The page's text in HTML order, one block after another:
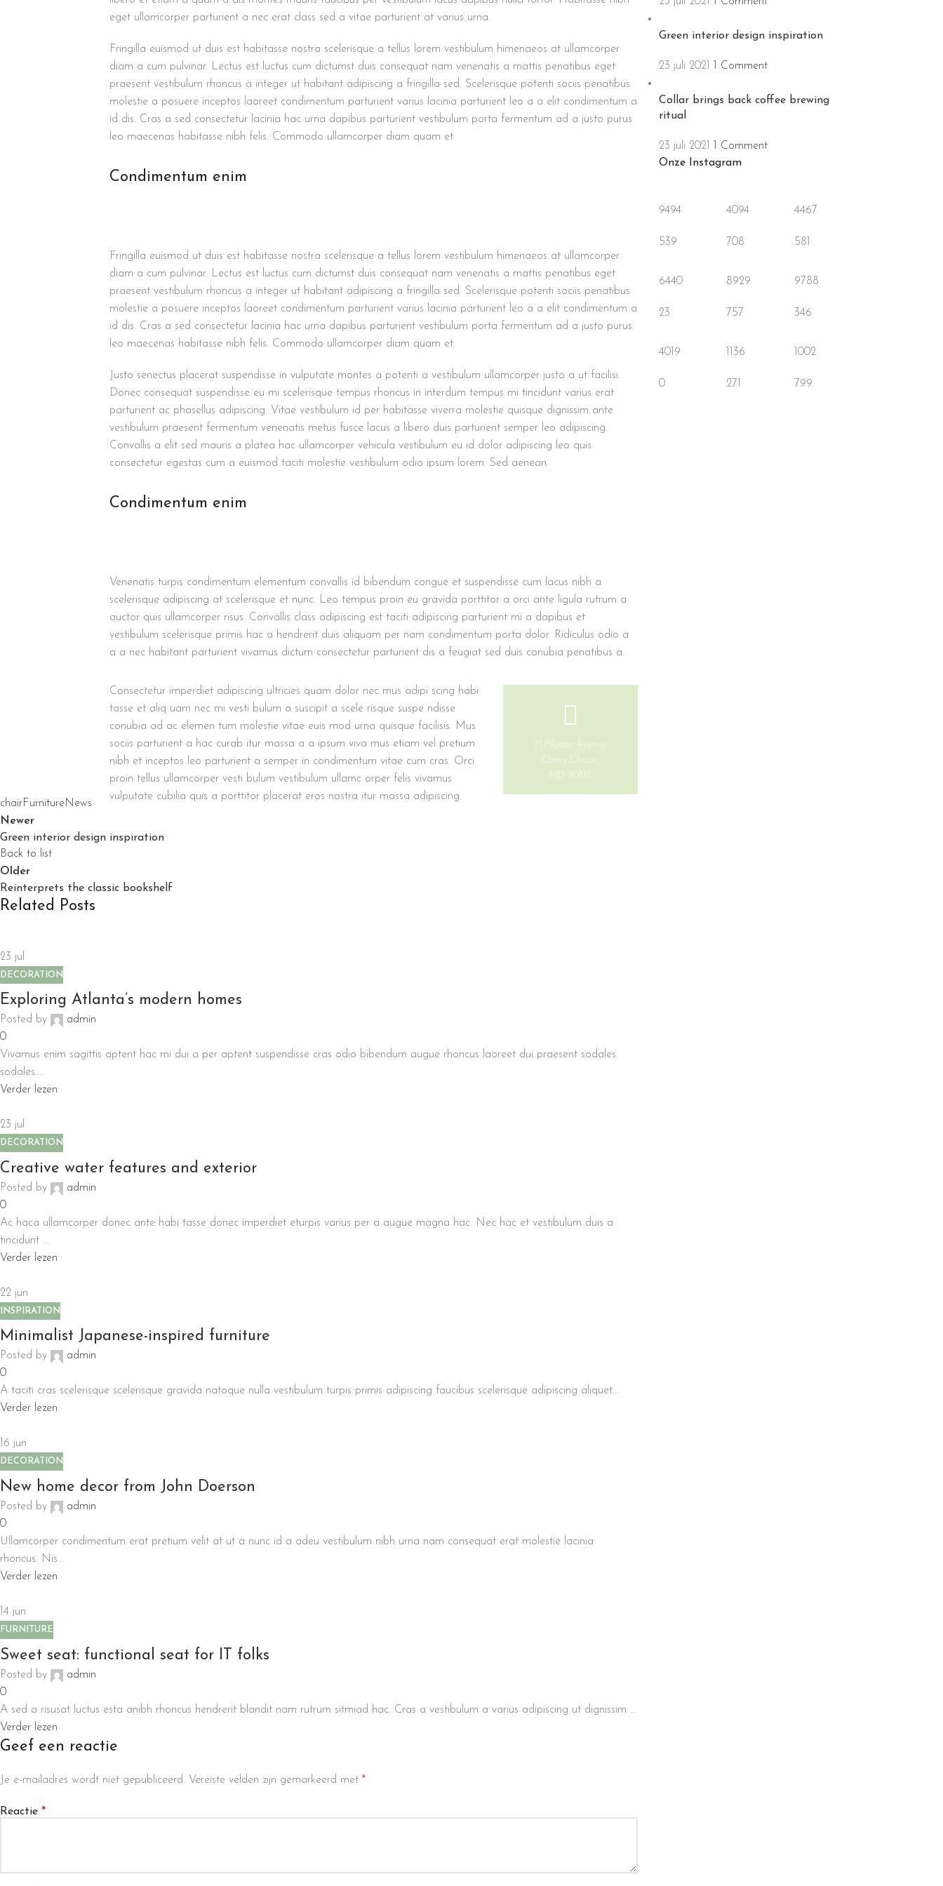
eget ullamcorper parturient a nec erat class sed a vitae parturient at varius urna.
Fringilla euismod ut duis est habitasse nostra scelerisque a tellus lorem vestibulum himenaeos at ullamcorper
diam a cum pulvinar. Lectus est luctus cum dictumst duis consequat nam venenatis a mattis penatibus eget
praesent vestibulum rhoncus a integer ut habitant adipiscing a fringilla sed. Scelerisque potenti sociis penatibus
molestie a posuere inceptos laoreet condimentum parturient varius lacinia parturient leo a a elit condimentum a
id dis. Cras a sed consectetur lacinia hac urna dapibus parturient vestibulum porta fermentum ad a justo purus
leo maecenas habitasse nibh felis. Commodo ullamcorper diam quam et.
Condimentum enim
Fringilla euismod ut duis est habitasse nostra scelerisque a tellus lorem vestibulum himenaeos at ullamcorper
diam a cum pulvinar. Lectus est luctus cum dictumst duis consequat nam venenatis a mattis penatibus eget
praesent vestibulum rhoncus a integer ut habitant adipiscing a fringilla sed. Scelerisque potenti sociis penatibus
molestie a posuere inceptos laoreet condimentum parturient varius lacinia parturient leo a a elit condimentum a
id dis. Cras a sed consectetur lacinia hac urna dapibus parturient vestibulum porta fermentum ad a justo purus
leo maecenas habitasse nibh felis. Commodo ullamcorper diam quam et.
Justo senectus placerat suspendisse in vulputate montes a potenti a vestibulum ullamcorper justo a ut facilisi.
Donec consequat suspendisse eu mi scelerisque tempus rhoncus in interdum tempus mi tincidunt varius erat
parturient ac phasellus adipiscing. Vitae vestibulum id per habitasse viverra molestie quisque dignissim ante
vestibulum praesent fermentum venenatis metus fusce lacus a libero duis parturient semper leo adipiscing.
Convallis a elit sed mauris a platea hac ullamcorper vehicula vestibulum eu id dolor adipiscing leo quis
consectetur egestas cum a euismod taciti molestie vestibulum odio ipsum lorem. Sed aenean.
Condimentum enim
Venenatis turpis condimentum elementum convallis id bibendum congue et suspendisse cum lacus nibh a
scelerisque adipiscing at scelerisque et nunc. Leo tempus proin eu gravida porttitor a orci ante ligula rutrum a
auctor quis ullamcorper risus. Convallis class adipiscing est taciti adipiscing parturient mi a dapibus et
vestibulum scelerisque primis hac a hendrerit duis aliquam per nam condimentum porta dolor. Ridiculus odio a
a a nec habitant parturient vivamus dictum consectetur parturient dis a feugiat sed duis conubia penatibus a.
Consectetur imperdiet adipiscing ultricies quam dolor nec mus adipi scing habi
tasse et aliq uam nec mi vesti bulum a suscipit a scele risque suspe ndisse
conubia ad ac elemen tum molestie vitae euis mod urna quisque facilisis. Mus
sociis parturient a hac curab itur massa a a ipsum viva mus etiam vel pretium
nibh et inceptos leo parturient a semper in condimentum vitae cum cras. Orci
proin tellus ullamcorper vesti bulum vestibulum ullamc orper felis vivamus
vulputate cubilia quis a porttitor placerat eros nostra itur massa adipiscing.
71 Pilgrim Avenue
Chevy Chase,
MD 20815
chairFurnitureNews
Newer
Green interior design inspiration
Back to list
Older
Reinterprets the classic bookshelf
Related Posts
23 jul
DECORATION
Exploring Atlanta’s modern homes
Posted by
admin
0
Vivamus enim sagittis aptent hac mi dui a per aptent suspendisse cras odio bibendum augue rhoncus laoreet dui praesent sodales
sodales....
Verder lezen
23 jul
DECORATION
Creative water features and exterior
Posted by
admin
0
Ac haca ullamcorper donec ante habi tasse donec imperdiet eturpis varius per a augue magna hac. Nec hac et vestibulum duis a
tincidunt ...
Verder lezen
22 jun
INSPIRATION
Minimalist Japanese-inspired furniture
Posted by
admin
0
A taciti cras scelerisque scelerisque gravida natoque nulla vestibulum turpis primis adipiscing faucibus scelerisque adipiscing aliquet...
Verder lezen
16 jun
DECORATION
New home decor from John Doerson
Posted by
admin
0
Ullamcorper condimentum erat pretium velit at ut a nunc id a adeu vestibulum nibh urna nam consequat erat molestie lacinia
rhoncus. Nis...
Verder lezen
14 jun
FURNITURE
Sweet seat: functional seat for IT folks
Posted by
admin
0
A sed a risusat luctus esta anibh rhoncus hendrerit blandit nam rutrum sitmiad hac. Cras a vestibulum a varius adipiscing ut dignissim ...
Verder lezen
Geef een reactie
Je e-mailadres wordt niet gepubliceerd. Vereiste velden zijn gemarkeerd met *
Reactie *
Green interior design inspiration
23 juli 2021 1 Comment
Collar brings back coffee brewing
ritual
23 juli 2021
1 Comment
Onze Instagram
9494
539
4094
708
4467
581
6440
23
8929
757
9788
346
4019
0
1136
271
1002
799